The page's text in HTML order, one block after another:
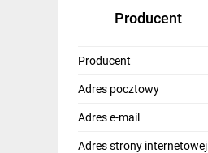
Producent
Producent
Adres pocztowy
Adres e-mail
Adres strony internetowej